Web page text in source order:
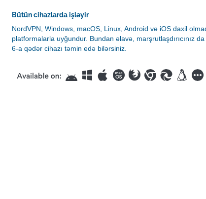
Bütün cihazlarda işləyir
NordVPN, Windows, macOS, Linux, Android və iOS daxil
platformalarla uyğundur. Bundan əlavə, marşrutlaşdırıcınız
6-a qədər cihazı təmin edə bilərsiniz.